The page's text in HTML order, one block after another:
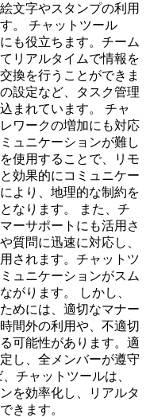
文字やスタンプの利用
。 チャットツール
も役立ちます。チーム
リアルタイムで情報を
換を行うことができま
設定など、タスク管理
まれています。 チャ
ワークの増加にも対応
ュニケーションが難し
使用することで、リモ
効果的にコミュニケー
より、地理的な制約を
なります。 また、チ
ーサポートにも活用さ
質問に迅速に対応し、
されます。チャットツ
ュニケーションがスム
がります。 しかし、
めには、適切なマナー
間外の利用や、不適切
可能性があります。適
し、全メンバーが遵守
チャットツールは、
を効率化し、リアルタ
きます。